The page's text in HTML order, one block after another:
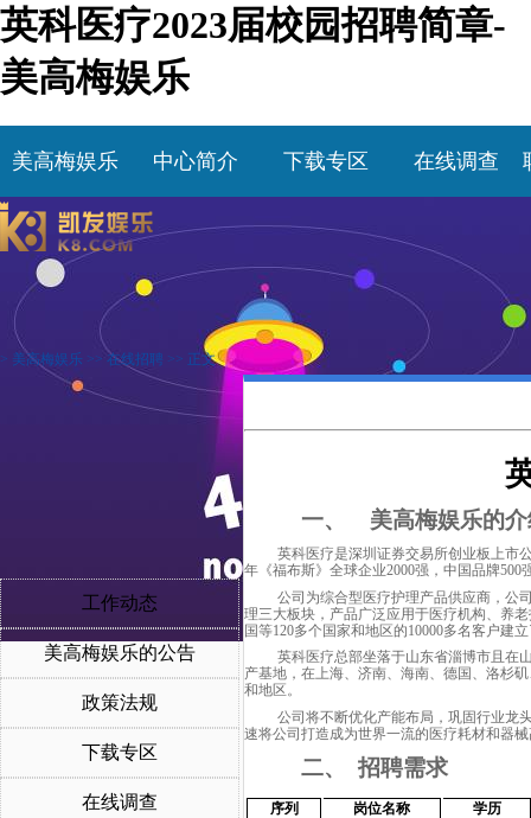
英科医疗2023届校园招聘简章-
美高梅娱乐
美高梅娱乐 中心简介 下载专区 在线调查
> 美高梅娱乐 >> 在线招聘 >> 正文
工作动态
美高梅娱乐的公告
政策法规
下载专区
在线调查
一、 美高梅娱乐的
英科医疗是深圳证券交易所创业板上市
年《福布斯》全球企业2000强，中国品牌500
公司为综合型医疗护理产品供应商，公
理三大板块，产品广泛应用于医疗机构、养
国等120多个国家和地区的10000多名客户建
英科医疗总部坐落于山东省淄博市且在
产基地，在上海、济南、海南、德国、洛杉
和地区。
公司将不断优化产能布局，巩固行业龙
速将公司打造成为世界一流的医疗耗材和器
二、 招聘需求
序列 岗位名称 学历